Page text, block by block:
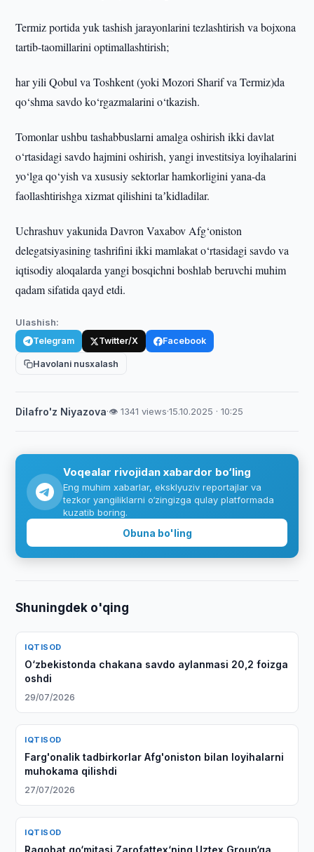
Termiz portida yuk tashish jarayonlarini tezlashtirish va bojxona
tartib-taomillarini optimallashtirish;
har yili Qobul va Toshkent (yoki Mozori Sharif va Termiz)da
qo‘shma savdo ko‘rgazmalarini o‘tkazish.
Tomonlar ushbu tashabbuslarni amalga oshirish ikki davlat
o‘rtasidagi savdo hajmini oshirish, yangi investitsiya loyihalarini
yo‘lga qo‘yish va xususiy sektorlar hamkorligini yana-da
faollashtirishga xizmat qilishini taʼkidladilar.
Uchrashuv yakunida Davron Vaxabov Afg‘oniston
delegatsiyasining tashrifini ikki mamlakat o‘rtasidagi savdo va
iqtisodiy aloqalarda yangi bosqichni boshlab beruvchi muhim
qadam sifatida qayd etdi.
Ulashish:
Telegram Twitter/X Facebook
Havolani nusxalash
Dilafro'z Niyazova·👁 1341 views·15.10.2025 · 10:25
Voqealar rivojidan xabardor bo‘ling
Eng muhim xabarlar, eksklyuziv reportajlar va
tezkor yangiliklarni o‘zingizga qulay platformada
kuzatib boring.
Obuna bo'ling
Shuningdek o'qing
IQTISOD
O‘zbekistonda chakana savdo aylanmasi 20,2 foizga
oshdi
29/07/2026
IQTISOD
Farg'onalik tadbirkorlar Afg'oniston bilan loyihalarni
muhokama qilishdi
27/07/2026
IQTISOD
Raqobat qo‘mitasi Zarofattex‘ning Uztex Group‘ga